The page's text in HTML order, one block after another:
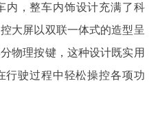
内，整车内饰设计充满了科
大屏以双联一体式的造型呈
物理按键，这种设计既实用
行驶过程中轻松操控各项功